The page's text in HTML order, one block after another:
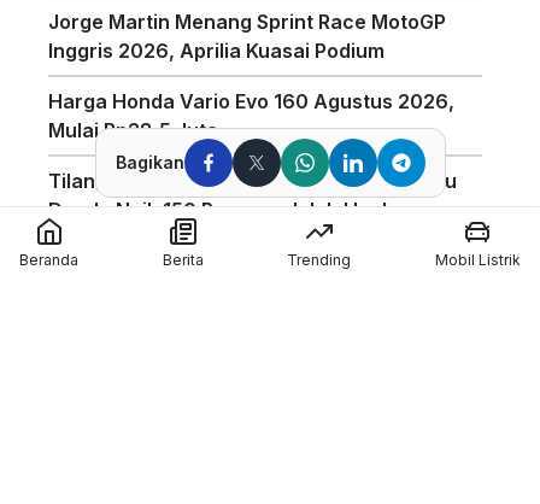
Jorge Martin Menang Sprint Race MotoGP
Inggris 2026, Aprilia Kuasai Podium
Harga Honda Vario Evo 160 Agustus 2026,
Mulai Rp28,5 Juta
Tilang Manual Berlaku? Polisi Tegaskan Isu
Denda Naik 150 Persen adalah Hoaks
Mario Aji Amankan Qualifying 2(Q2) Di Moto2
Bagikan
Beranda Berita Trending Mobil Listrik